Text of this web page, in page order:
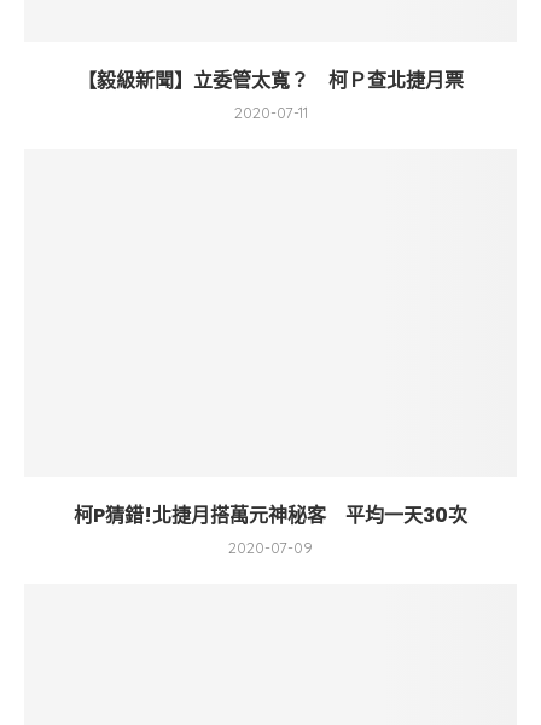
【毅級新聞】立委管太寬？ 柯Ｐ查北捷月票
2020-07-11
柯P猜錯!北捷月搭萬元神秘客 平均一天30次
2020-07-09